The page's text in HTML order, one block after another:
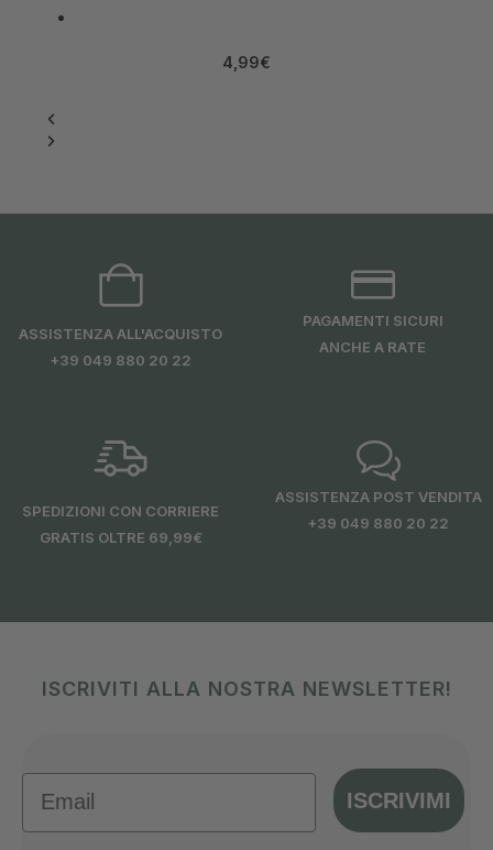
4,99€
ASSISTENZA ALL'ACQUISTO
+39 049 880 20 22
PAGAMENTI SICURI
ANCHE A RATE
SPEDIZIONI CON CORRIERE
GRATIS OLTRE 69,99€
ASSISTENZA POST VENDITA
+39 049 880 20 22
ISCRIVITI ALLA NOSTRA NEWSLETTER!
Email
ISCRIVIMI